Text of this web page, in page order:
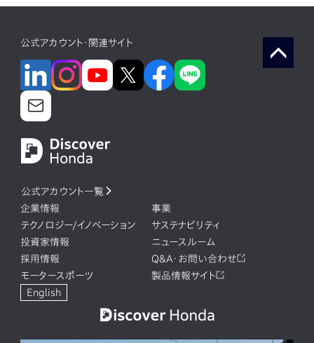
公式アカウント・関連サイト
公式アカウント一覧
企業情報
事業
テクノロジー/イノベーション
サステナビリティ
投資家情報
ニュースルーム
採用情報
Q&A・お問い合わせ
モータースポーツ
製品情報サイト
English